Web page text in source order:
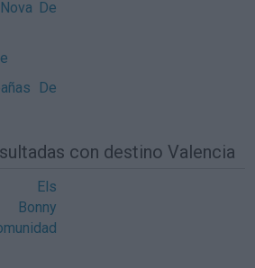
De
De
con destino Valencia
Els
Bonny